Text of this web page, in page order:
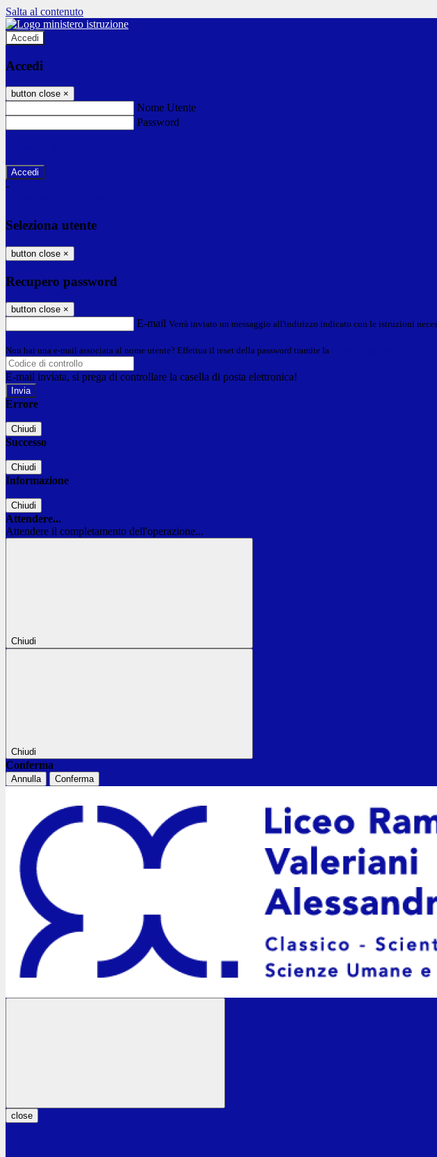
Salta al contenuto
Accedi
Accedi
button close ×
Nome Utente
Password
-
Seleziona utente
button close ×
Recupero password
button close ×
E-mail Verrà inviato un messaggio all'indirizzo indicato con le istruzioni
Non hai una e-mail associata al nome utente? Effettua il reset della password tramite la
E-mail inviata, si prega di controllare la casella di posta elettronica!
Errore
Chiudi
Successo
Chiudi
Informazione
Chiudi
Attendere...
Attendere il completamento dell'operazione...
Chiudi
Chiudi
Conferma
Annulla Conferma
close